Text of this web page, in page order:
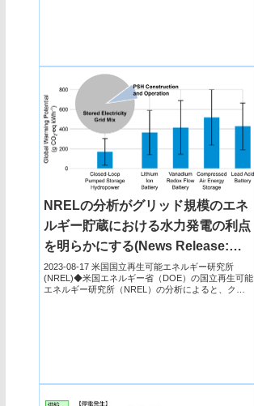
NRELの分析がグリッド規模のエネ
ルギー貯蔵における水力発電の利点
を明らかにする(News Release:
NREL Analysis Reveals Benefits
of Hydropower for Grid-Scale
2023-08-17 米国国立再生可能エネルギー研究所
(NREL)◆米国エネルギー省（DOE）の国立再生可能
エネルギー研究所（NREL）の分析によると、クロ